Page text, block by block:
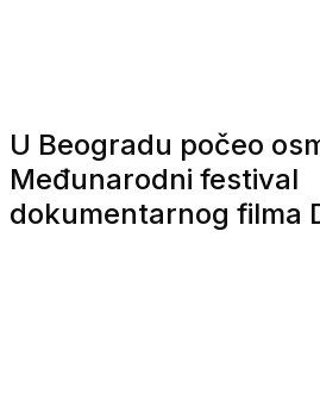
U Beogradu počeo
Međunarodni festival
dokumentarnog filma